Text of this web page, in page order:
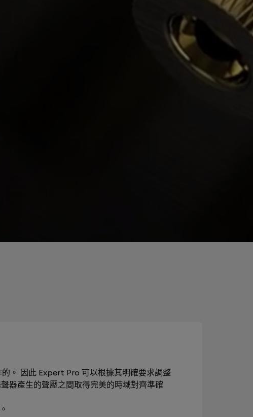
。 因此 Expert Pro 可以根據其明確要求調整
器產生的聲壓之間取得完美的時域對齊準確